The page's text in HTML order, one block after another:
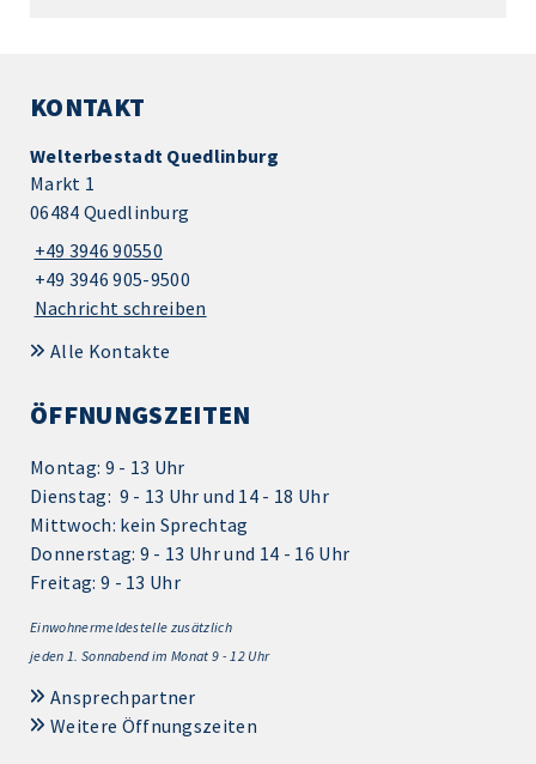
KONTAKT
Welterbestadt Quedlinburg
Markt 1
06484 Quedlinburg
+49 3946 90550
+49 3946 905-9500
Nachricht schreiben
Alle Kontakte
ÖFFNUNGSZEITEN
Montag: 9 - 13 Uhr
Dienstag: 9 - 13 Uhr und 14 - 18 Uhr
Mittwoch: kein Sprechtag
Donnerstag: 9 - 13 Uhr und 14 - 16 Uhr
Freitag: 9 - 13 Uhr
Einwohnermeldestelle zusätzlich
jeden 1. Sonnabend im Monat 9 - 12 Uhr
Ansprechpartner
Weitere Öffnungszeiten